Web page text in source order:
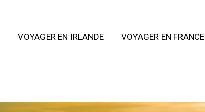
VOYAGER EN IRLANDE VOYAGER EN FRANCE